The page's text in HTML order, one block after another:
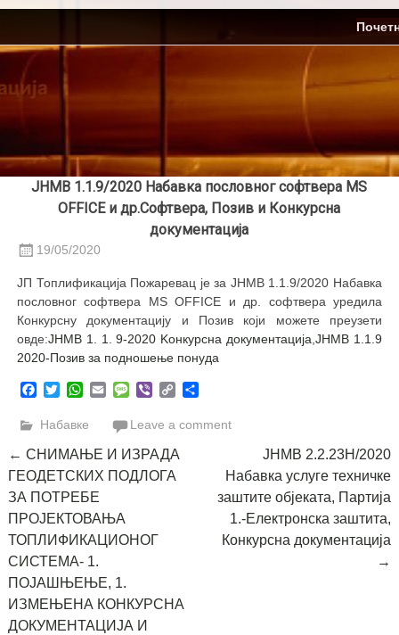
Skip
content
ЈНМВ 1.1.9/2020 Набавка пословног софтвера MS
OFFICE и др.Софтвера, Позив и Конкурсна
документација
19/05/2020
ЈП Топлификација Пожаревац је за ЈНМВ 1.1.9/2020 Набавка
пословног софтвера MS OFFICE и др. софтвера уредила
Конкурсну документацију и Позив који можете преузети
овде:ЈНМВ 1. 1. 9-2020 Kонкурсна документација ,ЈНМВ 1.1.9
2020-Позив за подношење понуда
Facebook
TwitterWhatsApp
EmailMessage
ViberCopy
Набавке Leave a comment
Post
navigation
← СНИМАЊЕ И ИЗРАДА
ГЕОДЕТСКИХ ПОДЛОГА
ЗА ПОТРЕБЕ
ПРОЈЕКТОВАЊА
ТОПЛИФИКАЦИОНОГ
СИСТЕМА- 1.
ПОЈАШЊЕЊЕ, 1.
ИЗМЕЊЕНА КОНКУРСНА
ДОКУМЕНТАЦИЈА И
ЈНМВ 2.2.23Н/2020
Набавка услуге техничке
заштите објеката, Партија
1.-Електронска заштита,
Конкурсна документација
→